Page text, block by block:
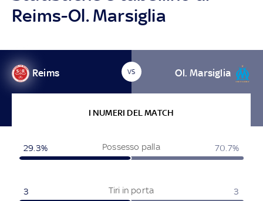
Reims-Ol. Marsiglia
Reims VS Ol. Marsiglia
I NUMERI DEL MATCH
Possesso palla
29.3% 70.7%
Tiri in porta
3 3